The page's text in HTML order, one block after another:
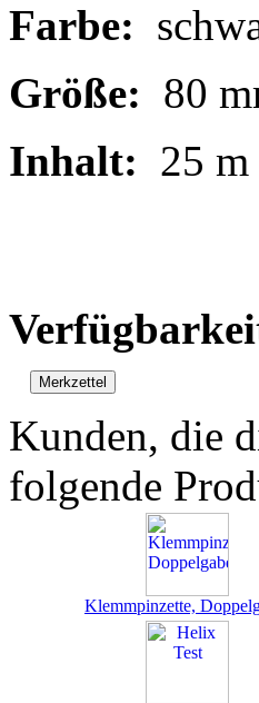
Farbe:
Größe: 80
Inhalt: 25 m
Kunden, die
folgende
Klemmpinzette,